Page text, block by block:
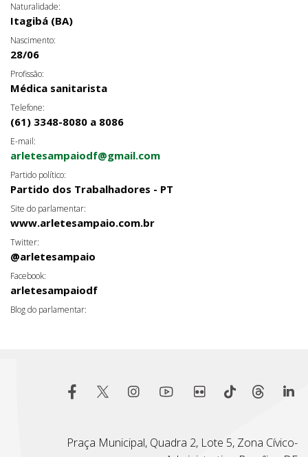
Naturalidade:
Itagibá (BA)
Nascimento:
28/06
Profissão:
Médica sanitarista
Telefone:
(61) 3348-8080 a 8086
E-mail:
arletesampaiodf@gmail.com
Partido político:
Partido dos Trabalhadores - PT
Site do parlamentar:
www.arletesampaio.com.br
Twitter:
@arletesampaio
Facebook:
arletesampaiodf
Blog do parlamentar:
Praça Municipal, Quadra 2, Lote 5, Zona Cívico-